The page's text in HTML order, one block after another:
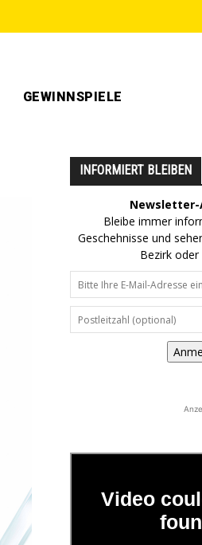
GEWINNSPIELE
INFORMIERT BLEIBEN
Newsletter-
Bleibe immer
Geschehnisse und
Bezirk oder